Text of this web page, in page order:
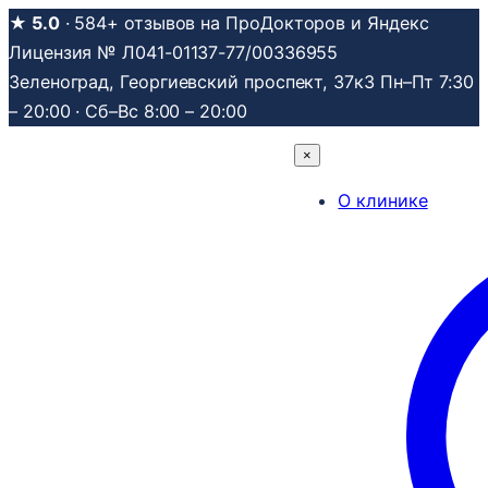
Перейти
к
содержимому
★ 5.0· 584+ отзывов на ПроДокторов и Яндекс
Лицензия № Л041-01137-77/00336955
Зеленоград, Георгиевский проспект, 37к3 Пн–Пт 7:30
– 20:00 · Сб–Вс 8:00 – 20:00
×
О клинике